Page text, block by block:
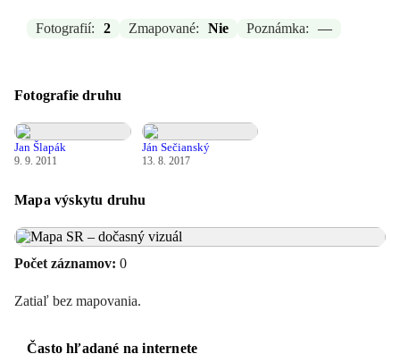
Fotografií: 2 Zmapované: Nie Poznámka: —
Fotografie druhu
Jan Šlapák
9. 9. 2011
Ján Sečianský
13. 8. 2017
Mapa výskytu druhu
Počet záznamov: 0
Zatiaľ bez mapovania.
Často hľadané na internete